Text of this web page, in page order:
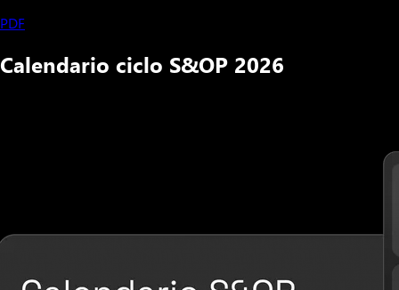
PDF
Calendario ciclo S&OP 2026